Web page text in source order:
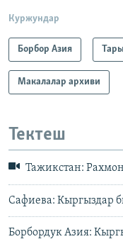
Куржундар
Борбор Азия
Макалалар архиви
Тектеш
Тажикстан:
Сафиева: Кыргыздар
Борбордук Азия: